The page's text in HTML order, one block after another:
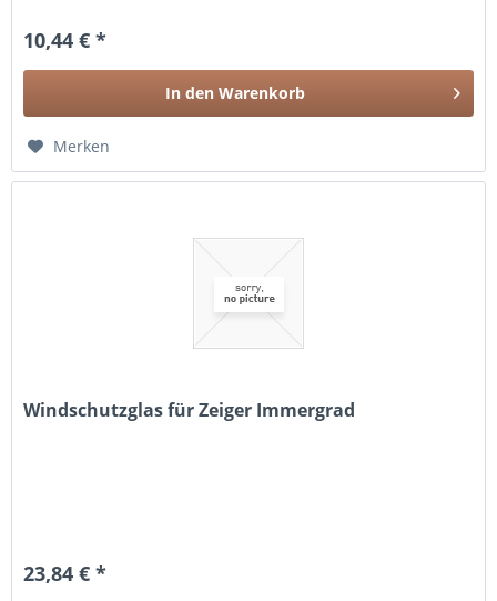
10,44 € *
In den Warenkorb
Merken
Windschutzglas für Zeiger Immergrad
23,84 € *